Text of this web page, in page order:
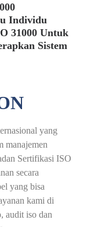
Individu
31000 Untuk
Sistem
yang
manajemen
Sertifikasi ISO
secara
yang bisa
kami di
audit iso dan